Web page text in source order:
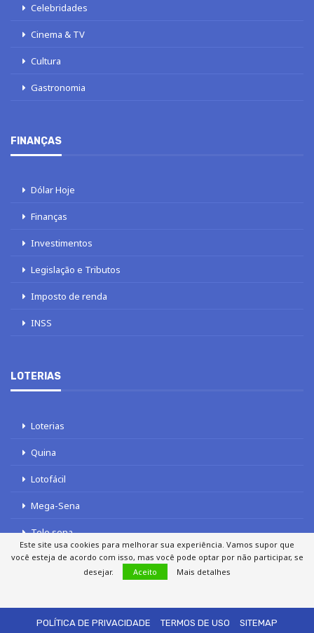
Celebridades
Cinema & TV
Cultura
Gastronomia
FINANÇAS
Dólar Hoje
Finanças
Investimentos
Legislação e Tributos
Imposto de renda
INSS
LOTERIAS
Loterias
Quina
Lotofácil
Mega-Sena
Tele sena
POLÍTICA DE PRIVACIDADE
TERMOS DE USO SITEMAP
Este site usa cookies para melhorar sua experiência. Vamos supor que
você esteja de acordo com isso, mas você pode optar por não participar, se
desejar.
Aceito Mais detalhes